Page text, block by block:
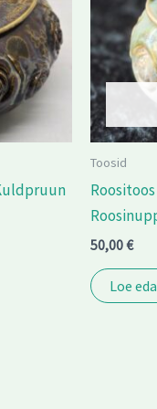
Toosid
50,00€
Loe